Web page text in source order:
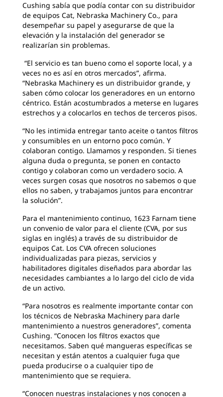
Cushing sabía que podía contar con su distribuidor
de equipos Cat, Nebraska Machinery Co., para
desempeñar su papel y asegurarse de que la
elevación y la instalación del generador se
realizarían sin problemas.
“El servicio es tan bueno como el soporte local, y a
veces no es así en otros mercados”, afirma.
“Nebraska Machinery es un distribuidor grande, y
saben cómo colocar los generadores en un entorno
céntrico. Están acostumbrados a meterse en lugares
estrechos y a colocarlos en techos de terceros pisos.
“No les intimida entregar tanto aceite o tantos filtros
y consumibles en un entorno poco común. Y
colaboran contigo. Llamamos y responden. Si tienes
alguna duda o pregunta, se ponen en contacto
contigo y colaboran como un verdadero socio. A
veces surgen cosas que nosotros no sabemos o que
ellos no saben, y trabajamos juntos para encontrar
la solución”.
Para el mantenimiento continuo, 1623 Farnam tiene
un convenio de valor para el cliente (CVA, por sus
siglas en inglés) a través de su distribuidor de
equipos Cat. Los CVA ofrecen soluciones
individualizadas para piezas, servicios y
habilitadores digitales diseñados para abordar las
necesidades cambiantes a lo largo del ciclo de vida
de un activo.
“Para nosotros es realmente importante contar con
los técnicos de Nebraska Machinery para darle
mantenimiento a nuestros generadores”, comenta
Cushing. “Conocen los filtros exactos que
necesitamos. Saben qué mangueras específicas se
necesitan y están atentos a cualquier fuga que
pueda producirse o a cualquier tipo de
mantenimiento que se requiera.
“Conocen nuestras instalaciones y nos conocen a